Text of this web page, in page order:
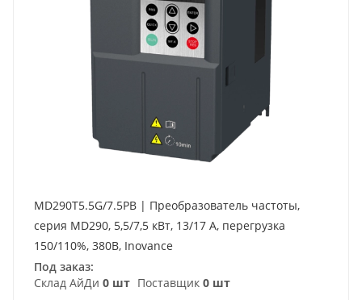
MD290T5.5G/7.5PB | Преобразователь частоты,
серия MD290, 5,5/7,5 кВт, 13/17 А, перегрузка
150/110%, 380B, Inovance
Под заказ:
Склад АйДи 0 шт Поставщик 0 шт